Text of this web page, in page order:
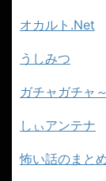
オカルト.Net
うしみつ
ガチャガチャ
しぃアンテナ
怖い話のまと